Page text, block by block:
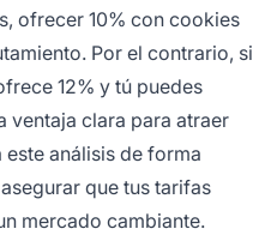
ofrecer 10% con cookies
Por el contrario, si
12% y tú puedes
ventaja clara para atraer
análisis de forma
que tus tarifas
mercado cambiante.